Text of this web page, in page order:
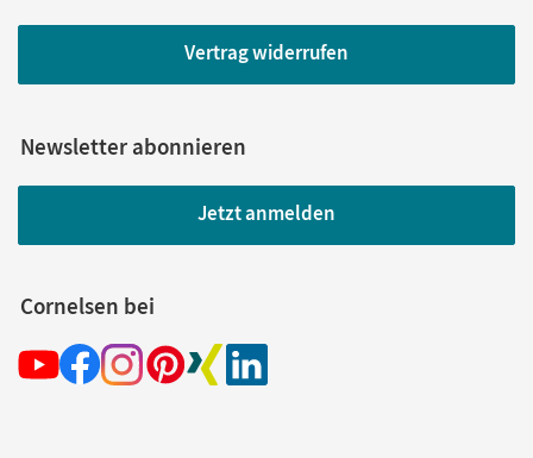
Vertrag widerrufen
Newsletter abonnieren
Jetzt anmelden
Cornelsen bei